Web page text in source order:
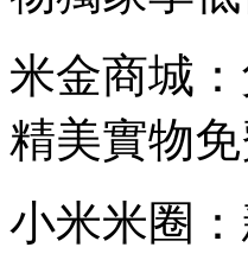
米金商城
精美實物免
小米米圈